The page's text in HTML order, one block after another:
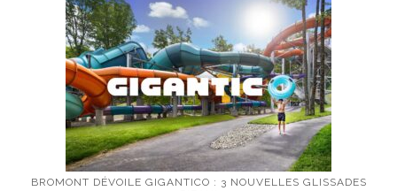
BROMONT DÉVOILE GIGANTICO : 3 NOUVELLES GLISSADES